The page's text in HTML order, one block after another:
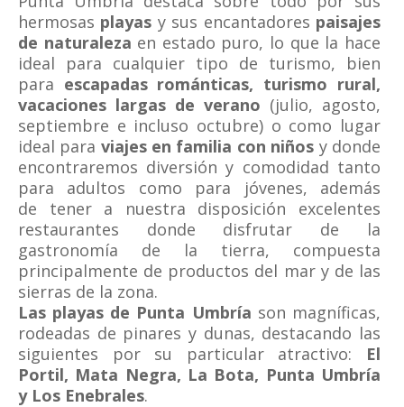
hermosas playas y sus encantadores paisajes
de naturaleza en estado puro, lo que la hace
ideal para cualquier tipo de turismo, bien
para escapadas románticas, turismo rural,
vacaciones largas de verano (julio, agosto,
septiembre e incluso octubre) o como lugar
ideal para viajes en familia con niños y donde
encontraremos diversión y comodidad tanto
para adultos como para jóvenes, además
de tener a nuestra disposición excelentes
restaurantes donde disfrutar de la
gastronomía de la tierra, compuesta
principalmente de productos del mar y de las
sierras de la zona.
Las playas de Punta Umbría son magníficas,
rodeadas de pinares y dunas, destacando las
siguientes por su particular atractivo: El
Portil, Mata Negra, La Bota, Punta Umbría
y Los Enebrales.